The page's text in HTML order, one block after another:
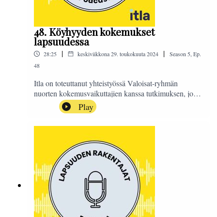
48. Köyhyyden kokemukset
lapsuudessa
28:25 | keskiviikkona 29. toukokuuta 2024 | Season 5 Ep.
48
Itla on toteuttanut yhteistyössä Valoisat-ryhmän
nuorten kokemusvaikuttajien kanssa tutkimuksen, jossa
selvitettiin 18–30-vuotiaiden nuorten aikuisten
kokemuksia lapsuuden köyhyydestä, köyhyydessä
pärjäämisestä ja sen vaikutuksista aikuisuudessa.
Tarja Filatov, projektitutkija Lauri Mäkinen Itlasta sekä
Vanessa Peitilä Samalta viivalta -ohjelman nuorten
Valoisat-ryhmästä.Toimittajana Sanna
Ra.#LapsuudenRakentajat
Play